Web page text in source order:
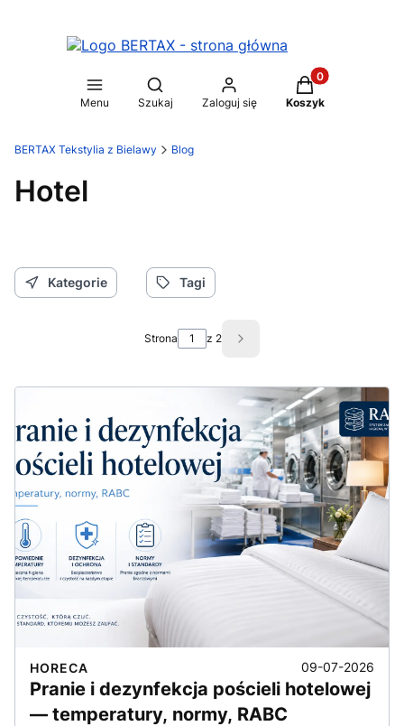
Menu
Otwórz wyszukiwarkę
Szukaj Zaloguj się
Produkty w
Koszyk
BERTAX Tekstylia z Bielawy Blog
Hotel
Kategorie Tagi
Strona z 2 Następne wpisy
HORECA 09-07-2026
Pranie i dezynfekcja pościeli hotelowej
— temperatury, normy, RABC